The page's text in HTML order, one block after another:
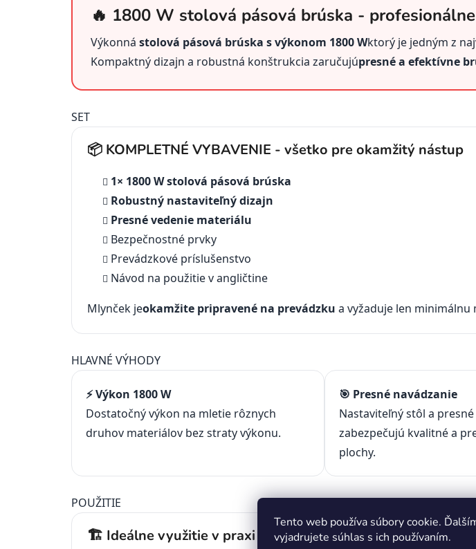
Tento web používa súbory cookie.
vyjadrujete súhlas s ich používaním.
🔥 1800 W stolová pásová brúska -
Výkonná stolová pásová brúska s výkonom 1800 Wktorý je jedným z
Kompaktný dizajn a robustná konštrukcia zaručujúpresné a efektívne
SET
📦 KOMPLETNÉ VYBAVENIE - všetko pre okamžitý nástup
1× 1800 W stolová pásová brúska
Robustný nastaviteľný dizajn
Presné vedenie materiálu
Bezpečnostné prvky
Prevádzkové príslušenstvo
Návod na použitie v angličtine
Mlynček jeokamžite pripravené na prevádzku a vyžaduje len minimálnu
HLAVNÉ VÝHODY
⚡ Výkon 1800 W
Dostatočný výkon na mletie rôznych
druhov materiálov bez straty výkonu.
🎯 Presné navádzanie
Nastaviteľný stôl a
zabezpečujú kvalitné a
plochy.
POUŽITIE
🏗️ Ideálne využitie v praxi